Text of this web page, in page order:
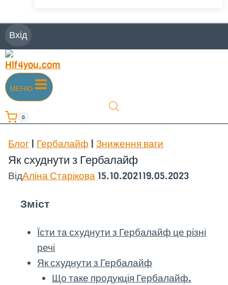
Вхід
МЕНЮ
0
Блог | Гербалайф | Зниження ваги
Як схуднути з Гербалайф
ВідАліна Старікова 15.10.202119.05.2023
Зміст
Їсти та схуднути з Гербалайф це різні
речі
Як схуднути з Гербалайф
Що таке продукція Гербалайф.